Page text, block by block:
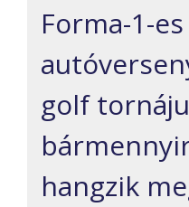
Forma-1-
golf
hangzik